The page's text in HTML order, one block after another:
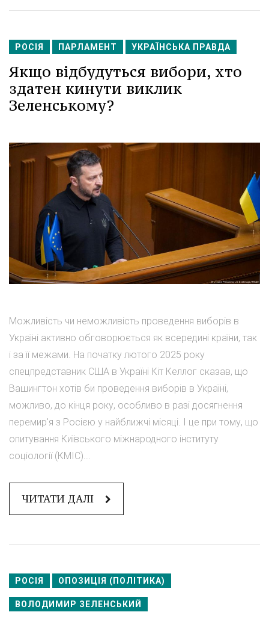
РОСІЯ ПАРЛАМЕНТ УКРАЇНСЬКА ПРАВДА
Якщо відбудуться вибори, хто
здатен кинути виклик
Зеленському?
Можливість чи неможливість проведення виборів в
Україні активно обговорюється як всередині країни, так
і за її межами. На початку лютого 2025 року
спецпредставник США в Україні Кіт Келлог сказав, що
Вашингтон хотів би проведення виборів в Україні,
можливо, до кінця року, особливо в разі досягнення
перемир'я з Росією у найближчі місяці. І це при тому, що
опитування Київського міжнародного інституту
соціології (КМІС)...
ЧИТАТИ ДАЛІ
РОСІЯ ОПОЗИЦІЯ (ПОЛІТИКА)
ВОЛОДИМИР ЗЕЛЕНСЬКИЙ